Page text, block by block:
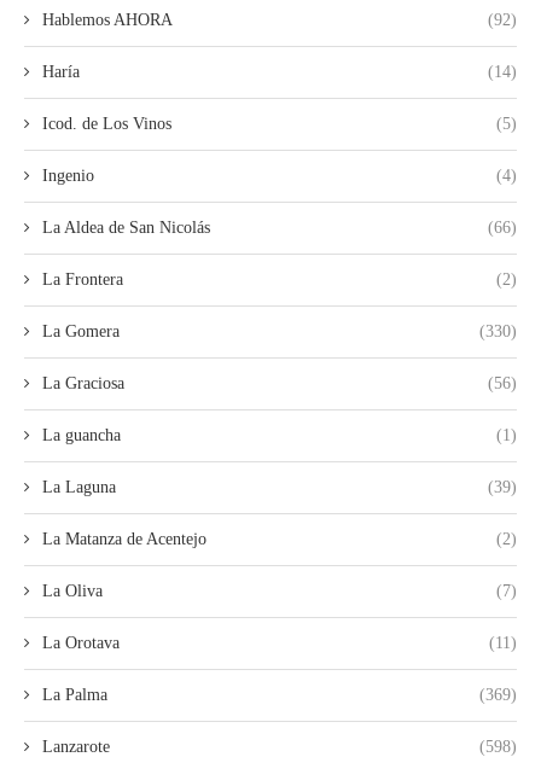
Hablemos AHORA (92)
Haría (14)
Icod. de Los Vinos (5)
Ingenio (4)
La Aldea de San Nicolás (66)
La Frontera (2)
La Gomera (330)
La Graciosa (56)
La guancha (1)
La Laguna (39)
La Matanza de Acentejo (2)
La Oliva (7)
La Orotava (11)
La Palma (369)
Lanzarote (598)